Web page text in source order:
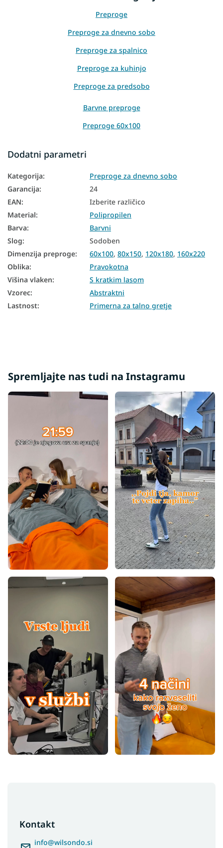
Preproge
Preproge za dnevno sobo
Preproge za spalnico
Preproge za kuhinjo
Preproge za predsobo
Barvne preproge
Preproge 60x100
Preproge 160x220
Preproge 180x280
Dodatni parametri
Kategorija:
Preproge za dnevno sobo
Garancija:
24
EAN:
Izberite različico
Material:
Polipropilen
Barva:
Barvni
Slog:
Sodoben
Dimenzija preproge: 60x100, 80x150, 120x180, 160x220
Oblika:
Pravokotna
Višina vlaken:
S kratkim lasom
Vzorec:
Abstraktni
Lastnost: Primerna za talno gretje
Spremljajte nas tudi na Instagramu
Kontakt
info@wilsondo.si